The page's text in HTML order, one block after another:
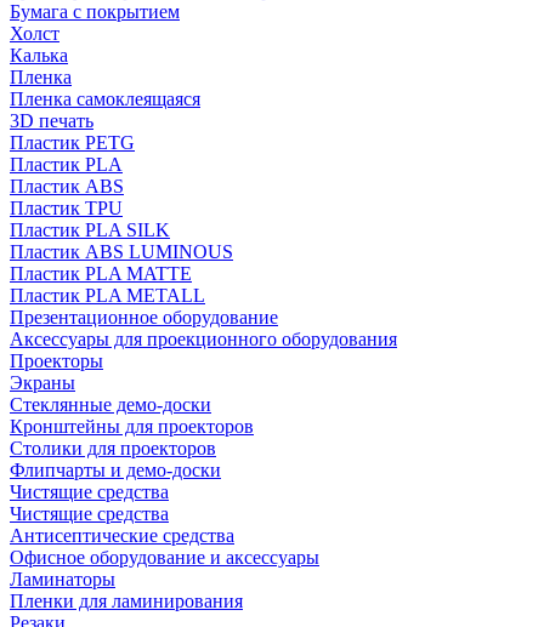
Бумага с покрытием
Холст
Калька
Пленка
Пленка самоклеящаяся
3D печать
Пластик PETG
Пластик PLA
Пластик ABS
Пластик TPU
Пластик PLA SILK
Пластик ABS LUMINOUS
Пластик PLA MATTE
Пластик PLA METALL
Презентационное оборудование
Аксессуары для проекционного оборудования
Проекторы
Экраны
Стеклянные демо-доски
Кронштейны для проекторов
Столики для проекторов
Флипчарты и демо-доски
Чистящие средства
Чистящие средства
Антисептические средства
Офисное оборудование и аксессуары
Ламинаторы
Пленки для ламинирования
Резаки